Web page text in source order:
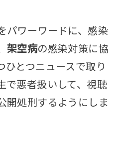
パワーワードに、感染
架空病の感染対策に協
ひとつニュースで取り
で悪者扱いして、視聴
開処刑するようにしま